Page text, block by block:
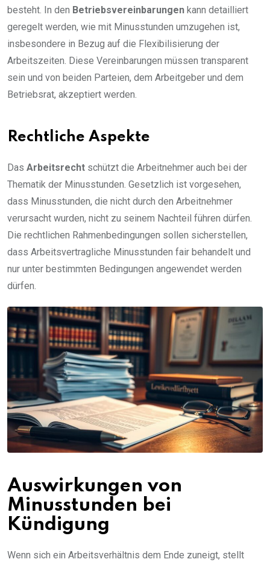
besteht. In den Betriebsvereinbarungen kann detailliert
geregelt werden, wie mit Minusstunden umzugehen ist,
insbesondere in Bezug auf die Flexibilisierung der
Arbeitszeiten. Diese Vereinbarungen müssen transparent
sein und von beiden Parteien, dem Arbeitgeber und dem
Betriebsrat, akzeptiert werden.
Rechtliche Aspekte
Das Arbeitsrecht schützt die Arbeitnehmer auch bei der
Thematik der Minusstunden. Gesetzlich ist vorgesehen,
dass Minusstunden, die nicht durch den Arbeitnehmer
verursacht wurden, nicht zu seinem Nachteil führen dürfen.
Die rechtlichen Rahmenbedingungen sollen sicherstellen,
dass Arbeitsvertragliche Minusstunden fair behandelt und
nur unter bestimmten Bedingungen angewendet werden
dürfen.
Auswirkungen von
Minusstunden bei
Kündigung
Wenn sich ein Arbeitsverhältnis dem Ende zuneigt, stellt